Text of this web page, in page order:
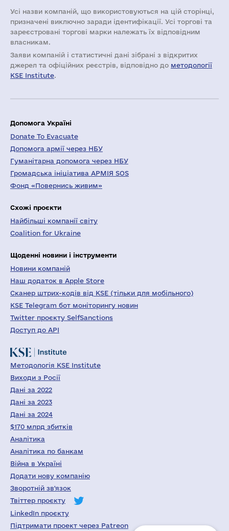
Усі назви компаній, що використовуються на цій сторінці,
призначені виключно заради ідентифікації. Усі торгові та
зареєстровані торгові марки належать їх відповідним
власникам.
Заяви компаній i статистичні дані зібрані з відкритих
джерел та офіційних реєстрів, відповідно до методології
KSE Institute.
Допомога Україні
Donate To Evacuate
Допомога армії через НБУ
Гуманітарна допомога через НБУ
Громадська ініціатива АРМІЯ SOS
Фонд «Повернись живим»
Схожі проєкти
Найбільші компанії світу
Coalition for Ukraine
Щоденні новини і інструменти
Новини компаній
Наш додаток в Apple Store
Сканер штрих-кодів від KSE (тільки для мобільного)
KSE Telegram бот моніторингу новин
Twitter проєкту SelfSanctions
Доступ до API
Методологія KSE Institute
Виходи з Росії
Дані за 2022
Дані за 2023
Дані за 2024
$170 млрд збитків
Аналітика
Аналітика по банкам
Війна в Україні
Додати нову компанію
Зворотній зв'язок
Твіттер проєкту
LinkedIn проєкту
Підтримати проект через Patreon